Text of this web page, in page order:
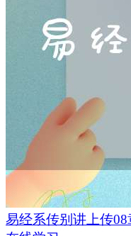
易经系传别讲上传08